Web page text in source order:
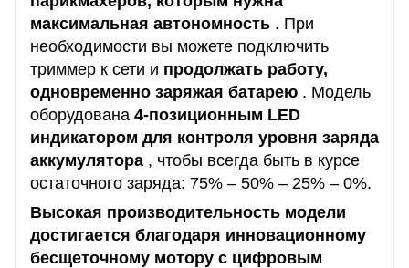
максимальная автономность . При
необходимости вы можете подключить
триммер к сети и продолжать работу,
одновременно заряжая батарею . Модель
оборудована 4-позиционным LED
индикатором для контроля уровня заряда
аккумулятора , чтобы всегда быть в курсе
остаточного заряда: 75% – 50% – 25% – 0%.
Высокая производительность модели
достигается благодаря инновационному
бесщеточному мотору с цифровым